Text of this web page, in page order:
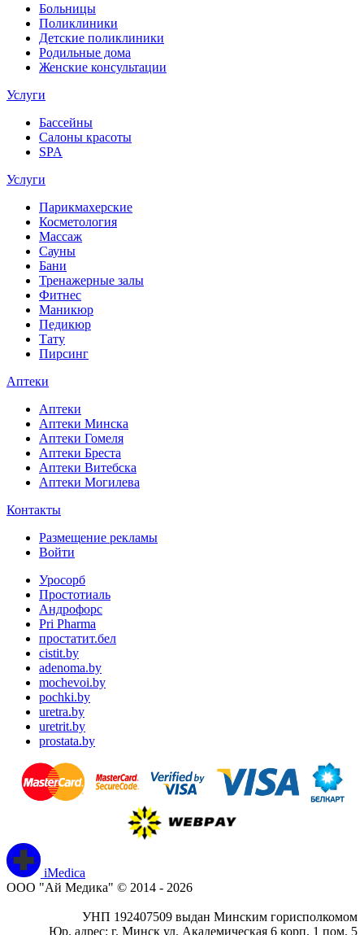
Больницы
Поликлиники
Детские поликлиники
Родильные дома
Женские консультации
Услуги
Бассейны
Салоны красоты
SPA
Услуги
Парикмахерские
Косметология
Массаж
Сауны
Бани
Тренажерные залы
Фитнес
Маникюр
Педикюр
Тату
Пирсинг
Аптеки
Аптеки
Аптеки Минска
Аптеки Гомеля
Аптеки Бреста
Аптеки Витебска
Аптеки Могилева
Контакты
Размещение рекламы
Войти
Уросорб
Простотиаль
Андрофорс
Pri Pharma
простатит.бел
cistit.by
adenoma.by
mochevoi.by
pochki.by
uretra.by
uretrit.by
prostata.by
iMedica
ООО "Ай Медика" © 2014 - 2026
УНП 192407509 выдан Минским горисполкомом
Юр. адрес: г. Минск ул. Академическая 6 корп. 1 пом. 5